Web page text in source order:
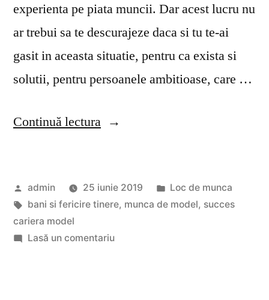
experienta pe piata muncii. Dar acest lucru nu
ar trebui sa te descurajeze daca si tu te-ai
gasit in aceasta situatie, pentru ca exista si
solutii, pentru persoanele ambitioase, care …
Continuă lectura„Aspectele
model
care
iti
Publicat
de
admin 25 iunie 2019
Publicat
în
Loc de munca
Etichete:
bani si fericire tinere, munca de model, succes
cariera model
Lasă un comentariula